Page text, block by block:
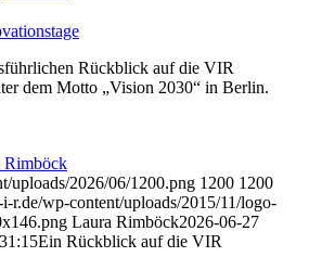
Rückblick auf die VIR
dem Motto „Vision 2030“ in Berlin.
Rimböck
uploads/2026/06/1200.png 1200 1200
r.de/wp-content/uploads/2015/11/logo-
Laura Rimböck2026-06-27
Ein Rückblick auf die VIR